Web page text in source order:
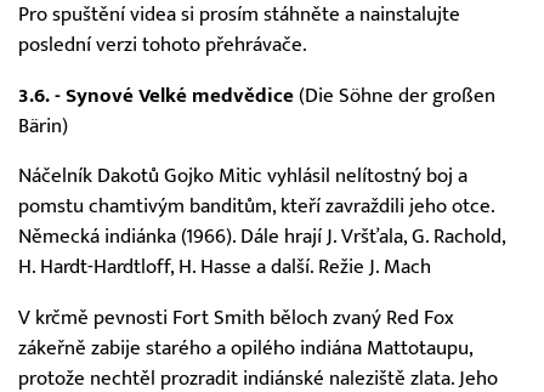
Pro spuštění videa si prosím stáhněte a nainstalujte
poslední verzi tohoto přehrávače.
3.6. - Synové Velké medvědice (Die Söhne der großen
Bärin)
Náčelník Dakotů Gojko Mitic vyhlásil nelítostný boj a
pomstu chamtivým banditům, kteří zavraždili jeho otce.
Německá indiánka (1966). Dále hrají J. Vršťala, G. Rachold,
H. Hardt-Hardtloff, H. Hasse a další. Režie J. Mach
V krčmě pevnosti Fort Smith běloch zvaný Red Fox
zákeřně zabije starého a opilého indiána Mattotaupu,
protože nechtěl prozradit indiánské naleziště zlata. Jeho